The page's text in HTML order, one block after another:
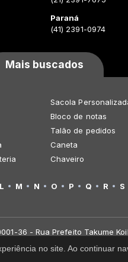
Paraná
(41) 2391-0974
Mais buscados
Sacola
Bloco de notas
Talão de pedidos
Caneta
Chaveiro
L M N O P Q R S
36 - Rua Prefeito Takume
no site. Ao continuar